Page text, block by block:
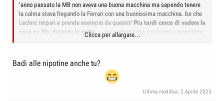
'anno passato la MB non aveva una buona macchina ma sapendo tenere
la calma stava fregando la Ferrari con una buonissima macchina. be che
Leclerc impari e prende esempio da questo! Piu tardi cerco di vedere la
gara su Sky durante la notte....per vedere cosa é successo veramente
.... Anche il caso di Sainz mi sembra strano dai secondi che ha mostrato
Clicca per allargare...
Badi alle nipotine anche tu?
Ultima modifica: 2 Aprile 2023